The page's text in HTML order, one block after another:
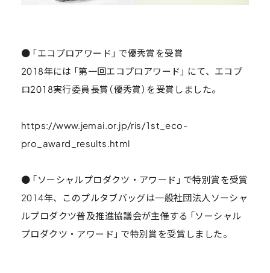
●「エコプロアワード」で優秀賞を受賞
2018年には「第一回エコプロアワード」にて、エコプ
ロ2018実行委員長賞（優秀賞）を受賞しました。
https://www.jemai.or.jp/ris/1st_eco-
pro_award_results.html
●「ソーシャルプロダクツ・アワード」で特別賞を受賞
2014年、このプルタブバッグは一般社団法人ソーシャ
ルプロダクツ普及推進協議会が主催する「ソーシャル
プロダクツ・アワード」で特別賞を受賞しました。